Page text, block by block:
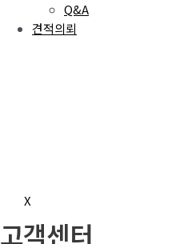
Q&A
견적의뢰
X
고객센터